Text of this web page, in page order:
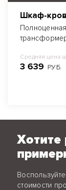
Шкаф-
Средняя цена
3 639 РУБ.
Хотите
стоимости